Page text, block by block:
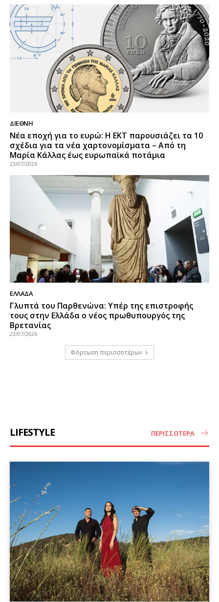
ΔΙΕΘΝΉ
Νέα εποχή για το ευρώ: Η ΕΚΤ παρουσιάζει τα 10
σχέδια για τα νέα χαρτονομίσματα – Από τη
Μαρία Κάλλας έως ευρωπαϊκά ποτάμια
23/07/2026
ΕΛΛΑΔΑ
Γλυπτά του Παρθενώνα: Υπέρ της επιστροφής
τους στην Ελλάδα ο νέος πρωθυπουργός της
Βρετανίας
23/07/2026
Φόρτωση περισσοτέρων
LIFESTYLE ΠΕΡΙΣΣΌΤΕΡΑ